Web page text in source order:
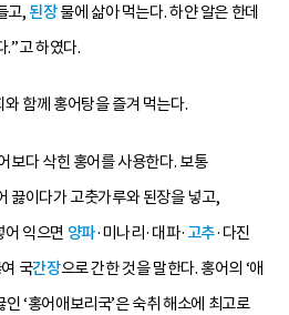
고,된장물에 삶아 먹는다. 하얀 알은 한데
.”고 하였다.
함께 홍어탕을 즐겨 먹는다.
보다 삭힌 홍어를 사용한다. 보통
끓이다가 고춧가루와 된장을 넣고,
어 익으면 양파·미나리·대파· 고추·다진
국간장으로 간한 것을 말한다. 홍어의 ‘애
인 ‘홍어애보리국’은 숙취 해소에 최고로